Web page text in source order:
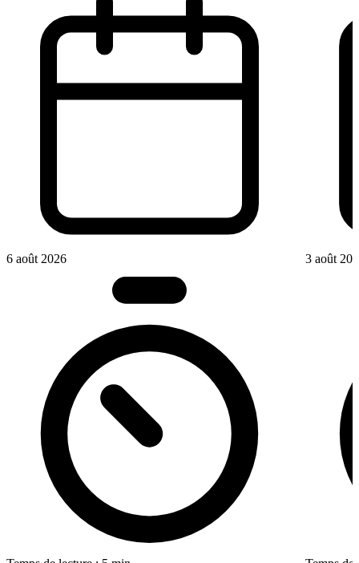
6 août 2026 3 août